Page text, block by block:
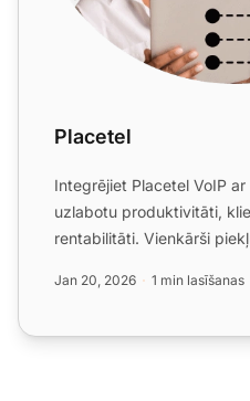
Placetel
Integrējiet Placetel VoIP
uzlabotu produktivitāti,
rentabilitāti. Vienkārši
Jan 20, 2026 1 min lasīšanas